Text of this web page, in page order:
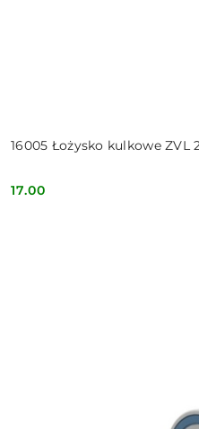
16005 Łożysko kulkowe ZVL
Cena:
17.00